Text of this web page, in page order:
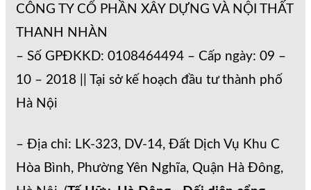
CÔNG TY CỔ PHẦN XÂY DỰNG VÀ NỘI THẤT
THANH NHÀN
– Số GPĐKKD: 0108464494 – Cấp ngày: 09 –
10 – 2018 || Tại sở kế hoạch đầu tư thành phố
Hà Nội
– Địa chỉ: LK-323, DV-14, Đất Dịch Vụ Khu C
Hòa Bình, Phường Yên Nghĩa, Quận Hà Đông,